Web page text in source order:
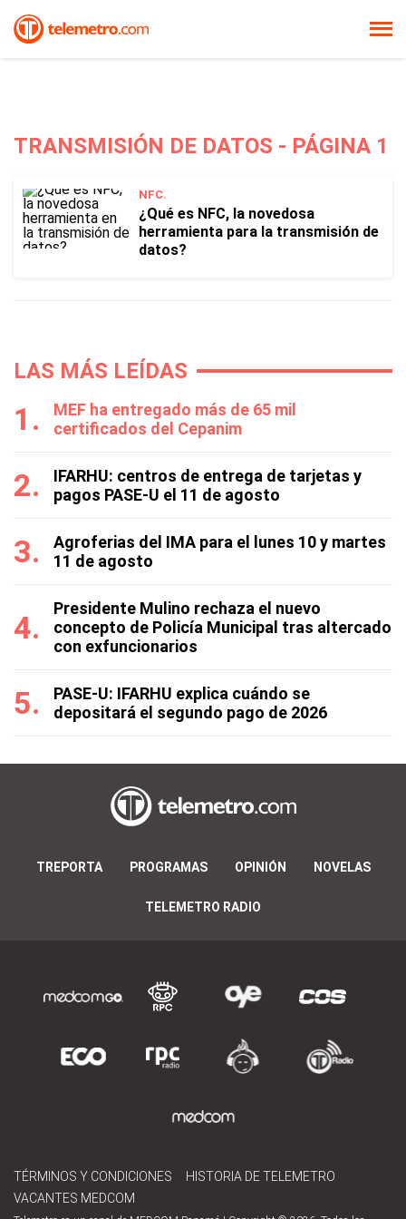
TRANSMISIÓN DE DATOS - PÁGINA 1
NFC.
¿Qué es NFC, la novedosa
herramienta para la transmisión de
datos?
LAS MÁS LEÍDAS
MEF ha entregado más de 65 mil
certificados del Cepanim
IFARHU: centros de entrega de tarjetas y
pagos PASE-U el 11 de agosto
Agroferias del IMA para el lunes 10 y martes
11 de agosto
Presidente Mulino rechaza el nuevo
concepto de Policía Municipal tras altercado
con exfuncionarios
PASE-U: IFARHU explica cuándo se
depositará el segundo pago de 2026
TREPORTA PROGRAMAS OPINIÓN NOVELAS
TELEMETRO RADIO
TÉRMINOS Y CONDICIONES
HISTORIA DE TELEMETRO
VACANTES MEDCOM